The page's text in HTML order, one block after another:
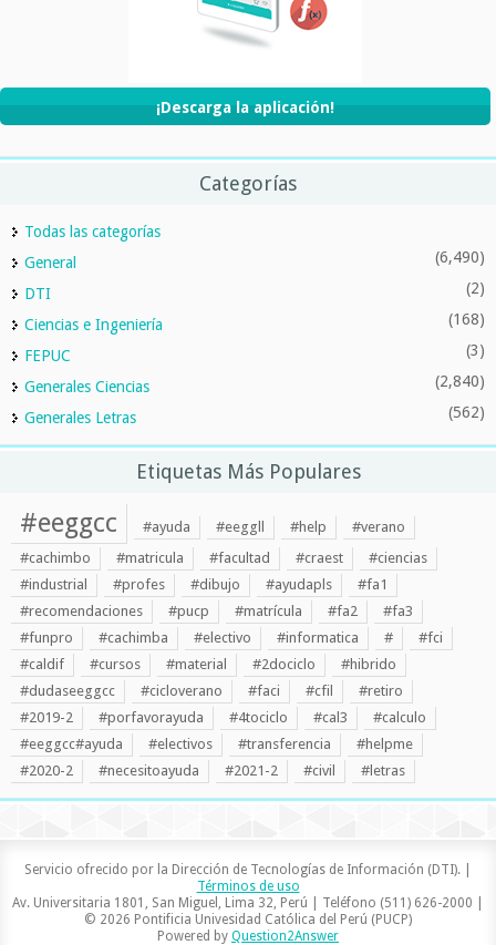
¡Descarga la aplicación!
Categorías
Todas las categorías
General
(6,490)
DTI (2)
Ciencias e Ingeniería (168)
FEPUC (3)
Generales Ciencias (2,840)
Generales Letras (562)
Etiquetas Más Populares
#eeggcc #ayuda #eeggll #help
#verano
#cachimbo
#matricula #facultad #craest
#ciencias
#industrial
#profes #dibujo #ayudapls
#fa1
#recomendaciones
#pucp #matrícula #fa2
#fa3
#funpro
#cachimba #electivo #informatica #
#fci
#caldif
#cursos #material #2dociclo
#hibrido
#dudaseeggcc
#cicloverano #faci #cfil
#retiro
#2019-2
#porfavorayuda #4tociclo #cal3
#calculo
#eeggcc#ayuda
#electivos #transferencia
#helpme
#2020-2
#necesitoayuda #2021-2 #civil #letras
Servicio ofrecido por la Dirección de Tecnologías de Información (DTI). |
Términos de uso
Av. Universitaria 1801, San Miguel, Lima 32, Perú | Teléfono (511) 626-2000 |
© 2026 Pontificia Univesidad Católica del Perú (PUCP)
Powered by Question2Answer